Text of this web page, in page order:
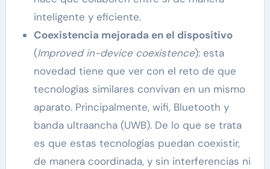
inteligente y eficiente.
Coexistencia mejorada en el dispositivo
(Improved in-device coexistence): esta
novedad tiene que ver con el reto de que
tecnologías similares convivan en un mismo
aparato. Principalmente, wifi, Bluetooth y
banda ultraancha (UWB). De lo que se trata
es que estas tecnologías puedan coexistir,
de manera coordinada, y sin interferencias ni